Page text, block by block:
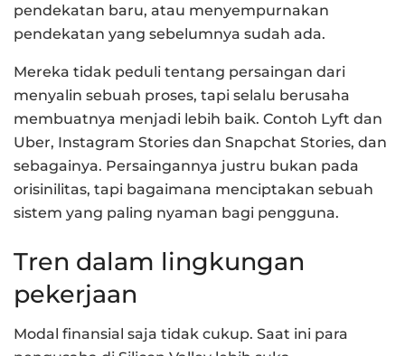
pendekatan baru, atau menyempurnakan
pendekatan yang sebelumnya sudah ada.
Mereka tidak peduli tentang persaingan dari
menyalin sebuah proses, tapi selalu berusaha
membuatnya menjadi lebih baik. Contoh Lyft dan
Uber, Instagram Stories dan Snapchat Stories, dan
sebagainya. Persaingannya justru bukan pada
orisinilitas, tapi bagaimana menciptakan sebuah
sistem yang paling nyaman bagi pengguna.
Tren dalam lingkungan
pekerjaan
Modal finansial saja tidak cukup. Saat ini para